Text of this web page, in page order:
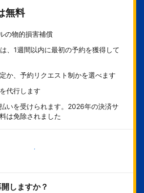
無料
の物的損害補償
、1週間以内に最初の予約を獲得して
か、予約リクエスト制かを選べます
代行します
いを受けられます。2026年の決済サ
は免除されました
今すぐ始める
しますか？